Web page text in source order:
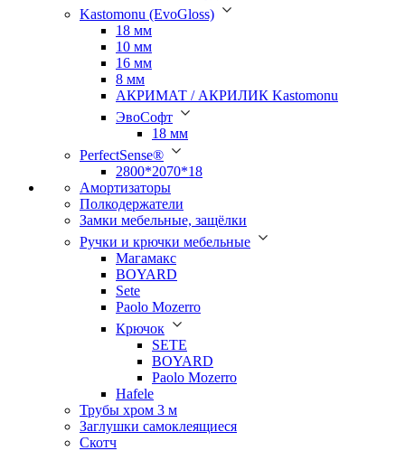
Kastomonu (EvoGloss)
18 мм
10 мм
16 мм
8 мм
АКРИМАТ / АКРИЛИК Kastomonu
ЭвоСофт
18 мм
PerfectSense®
2800*2070*18
Амортизаторы
Полкодержатели
Замки мебельные, защёлки
Ручки и крючки мебельные
Магамакс
BOYARD
Sete
Paolo Mozerro
Крючок
SETE
BOYARD
Paolo Mozerro
Hafele
Трубы хром 3 м
Заглушки самоклеящиеся
Скотч